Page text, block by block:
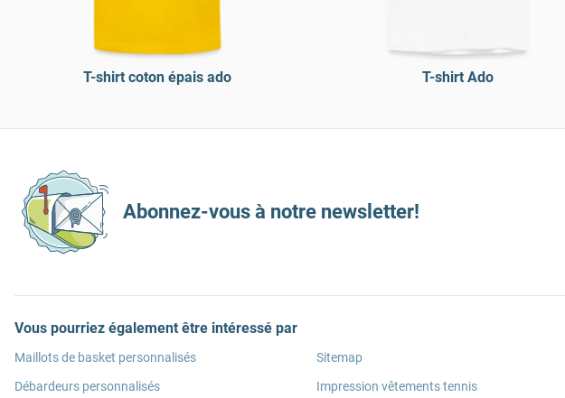
T-shirt coton épais ado T-shirt Ado
Abonnez-vous à notre newsletter!
Vous pourriez également être intéressé par
Maillots de basket personnalisés
Débardeurs personnalisés
Sitemap
Impression vêtements tennis